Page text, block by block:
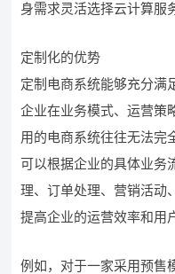
身需求灵活选择云计算服
定制化的优势
定制电商系统能够充分满
企业在业务模式、运营策
用的电商系统往往无法完
可以根据企业的具体业务
理、订单处理、营销活动
提高企业的运营效率和用
例如，对于一家采用预售